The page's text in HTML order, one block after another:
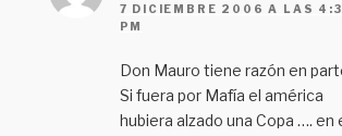
7 DICIEMBRE 2006 A LAS
PM
Don Mauro tiene razón en
Si fuera por Mafía el américa
hubiera alzado una Copa …. en